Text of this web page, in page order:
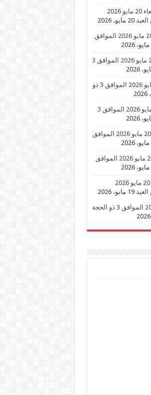
عروض التميمي حفر الباطن الاربعاء 20 مايو 2026
20 مايو، 2026
عروض التميمي الرياض الاربعاء 20 مايو 2026 الموافق
عروض التميمي الدمام الاربعاء 20 مايو 2026 الموافق 3
عروض نستو الدمام الاربعاء 20 مايو 2026 الموافق 3 ذو
عروض نستو الرياض الاربعاء 20 مايو 2026 الموافق 3
عروض المزرعة الجنوبية الاربعاء 20 مايو 2026 الموافق
عروض المزرعة الغربية الاربعاء 20 مايو 2026 الموافق
عروض المزرعة الشرقية الاربعاء 20 مايو 2026
19 مايو، 2026
عروض العثيم الاربعاء 20 مايو 2026 الموافق 3 ذو الحجة